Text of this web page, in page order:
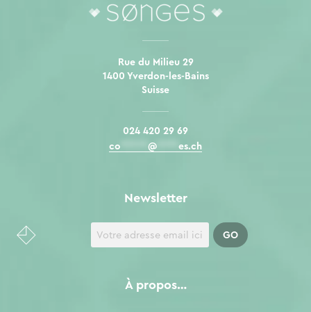
Rue du Milieu 29
1400 Yverdon-les-Bains
Suisse
024 420 29 69
co
@ es.ch
À propos…
Newsletter